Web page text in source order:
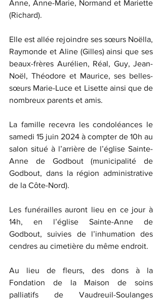
Anne, Anne-Marie, Normand et Mariette
(Richard).
Elle est allée rejoindre ses sœurs Noëlla,
Raymonde et Aline (Gilles) ainsi que ses
beaux-frères Aurélien, Réal, Guy, Jean-
Noël, Théodore et Maurice, ses belles-
sœurs Marie-Luce et Lisette ainsi que de
nombreux parents et amis.
La famille recevra les condoléances le
samedi 15 juin 2024 à compter de 10h au
salon situé à l’arrière de l’église Sainte-
Anne de Godbout (municipalité de
Godbout, dans la région administrative
de la Côte-Nord).
Les funérailles auront lieu en ce jour à
14h, en l’église Sainte-Anne de
Godbout, suivies de l’inhumation des
cendres au cimetière du même endroit.
Au lieu de fleurs, des dons à la
Fondation de la Maison de soins
palliatifs de Vaudreuil-Soulanges